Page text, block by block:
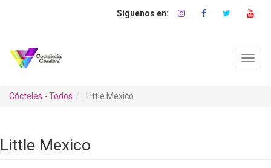
Cócteles - Todos Little Mexico
Little Mexico